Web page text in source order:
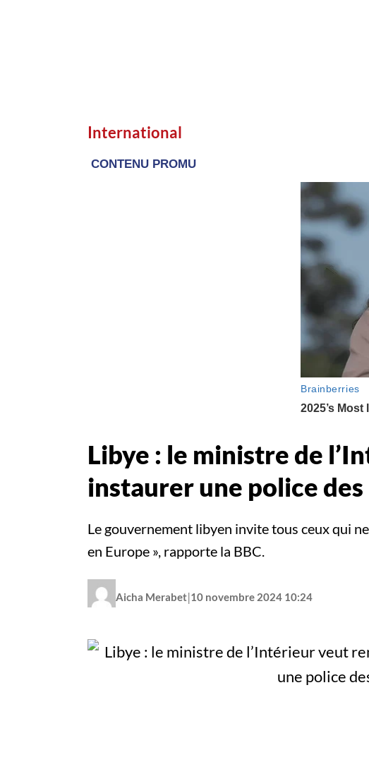
International
Libye : le ministre de
instaurer une police
Le gouvernement libyen invite tous ceux qui
en Europe », rapporte la BBC.
Aicha Merabet|10 novembre 2024 10:24